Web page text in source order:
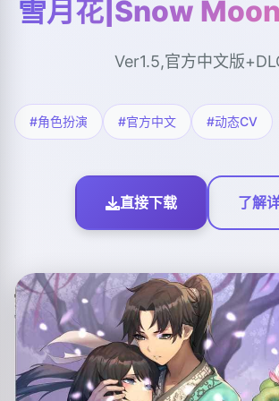
雪月花|Snow
Ver1.5,官方中文版
#角色扮演 #官方中文 #动态CV
直接下载 了解